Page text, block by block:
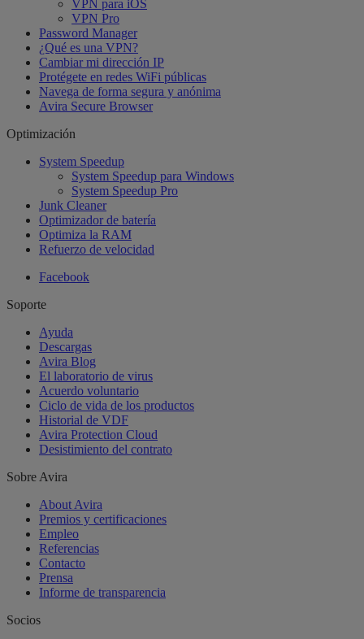
VPN para iOS
VPN Pro
Password Manager
¿Qué es una VPN?
Cambiar mi dirección IP
Protégete en redes WiFi públicas
Navega de forma segura y anónima
Avira Secure Browser
Optimización
System Speedup
System Speedup para Windows
System Speedup Pro
Junk Cleaner
Optimizador de batería
Optimiza la RAM
Refuerzo de velocidad
Facebook
Soporte
Ayuda
Descargas
Avira Blog
El laboratorio de virus
Acuerdo voluntario
Ciclo de vida de los productos
Historial de VDF
Avira Protection Cloud
Desistimiento del contrato
Sobre Avira
About Avira
Premios y certificaciones
Empleo
Referencias
Contacto
Prensa
Informe de transparencia
Socios